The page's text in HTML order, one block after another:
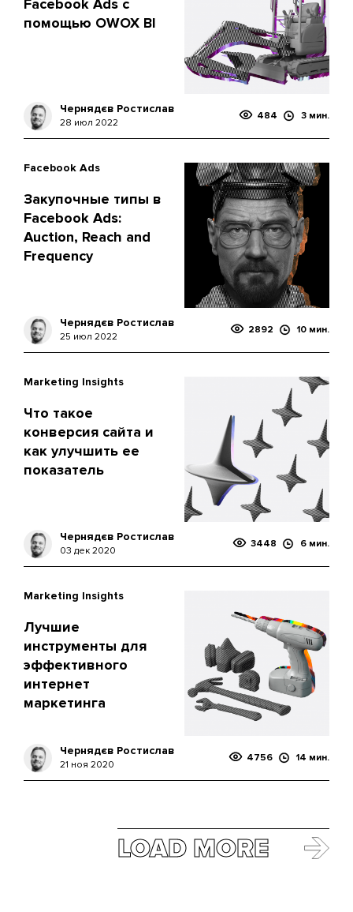
Facebook Ads с
помощью OWOX BI
Чернядєв Ростислав
28 июл 2022
484 3 мин.
Facebook Ads
Закупочные типы в
Facebook Ads:
Auction, Reach and
Frequency
Чернядєв Ростислав
25 июл 2022
2892 10 мин.
Marketing Insights
Что такое
конверсия сайта и
как улучшить ее
показатель
Чернядєв Ростислав
03 дек 2020
3448 6 мин.
Marketing Insights
Лучшие
инструменты для
эффективного
интернет
маркетинга
Чернядєв Ростислав
21 ноя 2020
4756 14 мин.
LOAD MORE